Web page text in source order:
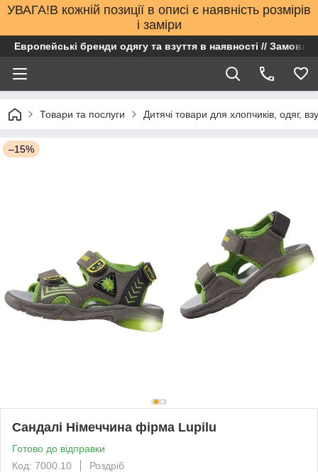
УВАГА!В кожній позиції в описі є наявність розмірів
і заміри
Европейські бренди одягу та взуття в наявності //
Товари та послуги Дитячі товари для хлопчиків, одяг,
–15%
Сандалі Німеччина фірма Lupilu
Готово до відправки
Код: 7000.10
Роздріб